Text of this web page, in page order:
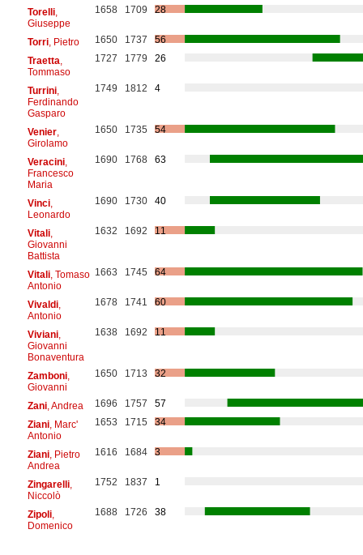
Torelli,
Giuseppe
1658 1709 28
Torri, Pietro 1650 1737
56
Traetta
Tommaso
1727 1779 26
Turrini,
Ferdinando
Gasparo
1749 1812 4
Venier,
Girolamo
1650 1735 54
Veracini,
Francesco
Maria
1690 1768 63
Vinci,
Leonardo
1690 1730 40
Vitali,
Giovanni
Battista
1632 1692 11
Vitali, Tomaso
Antonio
1663 1745 64
Vivaldi,
Antonio
1678 1741 60
Viviani,
Giovanni
Bonaventura
1638 1692 11
Zamboni,
Giovanni
1650 1713 32
Zani, Andrea 1696 1757
57
Ziani, Marc'
Antonio
1653 1715 34
Ziani, Pietro
Andrea
1616 1684 3
Zingarelli,
Niccolò
1752 1837 1
Zipoli,
Domenico
1688 1726 38